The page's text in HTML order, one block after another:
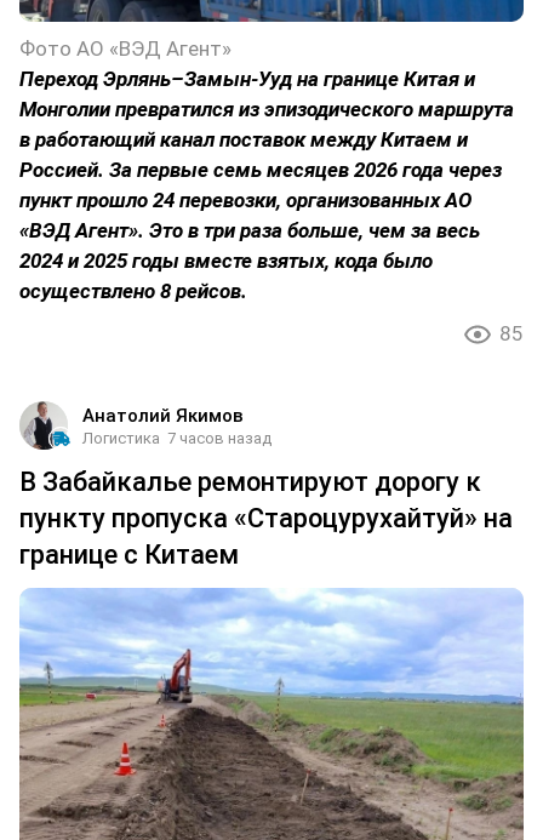
Фото АО «ВЭД Агент»
Переход Эрлянь–Замын-Ууд на границе Китая и
Монголии превратился из эпизодического маршрута
в работающий канал поставок между Китаем и
Россией. За первые семь месяцев 2026 года через
пункт прошло 24 перевозки, организованных АО
«ВЭД Агент». Это в три раза больше, чем за весь
2024 и 2025 годы вместе взятых, кода было
осуществлено 8 рейсов.
85
Анатолий Якимов
Логистика 7 часов назад
В Забайкалье ремонтируют дорогу к
пункту пропуска «Староцурухайтуй» на
границе с Китаем